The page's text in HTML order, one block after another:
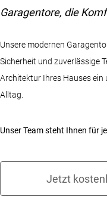
Garagentore, die
Unsere modernen
Sicherheit und zuverlässige
Architektur Ihres Hauses
Alltag.
Unser Team steht Ihnen für